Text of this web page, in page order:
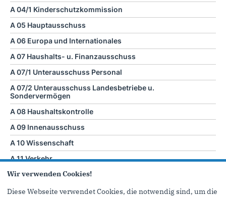
A 04/1 Kinderschutzkommission
A 05 Hauptausschuss
A 06 Europa und Internationales
A 07 Haushalts- u. Finanzausschuss
A 07/1 Unterausschuss Personal
A 07/2 Unterausschuss Landesbetriebe u.
Sondervermögen
A 08 Haushaltskontrolle
A 09 Innenausschuss
A 10 Wissenschaft
A 11 Verkehr
A 12 Kultur u. Medien
A 13 Petitionen
Wir verwenden Cookies!
Diese Webseite verwendet Cookies, die notwendig sind, um die